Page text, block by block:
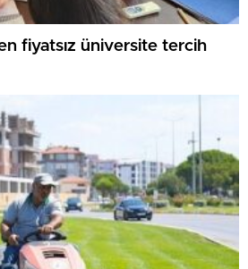
fiyatsız üniversite tercih